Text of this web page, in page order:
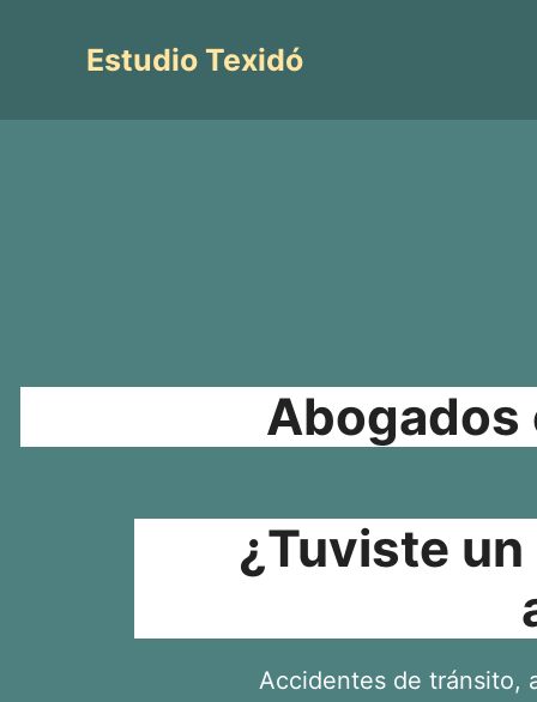
contenidoEstudio Texidó
Abogados
¿Tuviste
Accidentes de tránsito,